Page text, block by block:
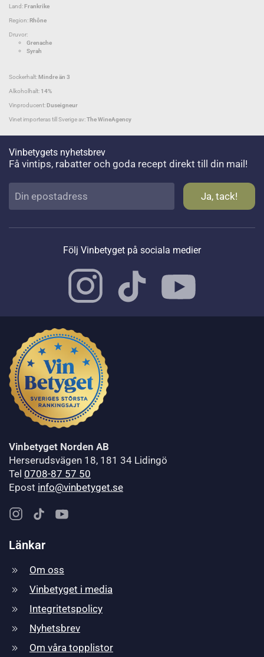
Land: Frankrike
Region: Rhône
Druvor:
Grenache
Syrah
Sockerhalt: Mindre än 3
Alkoholhalt: 14%
Vinproducent: Duseigneur
Vinet importeras till Sverige av:The WineAgency
Vinbetygets nyhetsbrev
Få vintips, rabatter och goda recept direkt till din mail!
Följ Vinbetyget på sociala medier
Vinbetyget Norden AB
Herserudsvägen 18, 181 34 Lidingö
Tel 0708-87 57 50
Epost info@vinbetyget.se
Länkar
Om oss
Vinbetyget i media
Integritetspolicy
Nyhetsbrev
Om våra topplistor